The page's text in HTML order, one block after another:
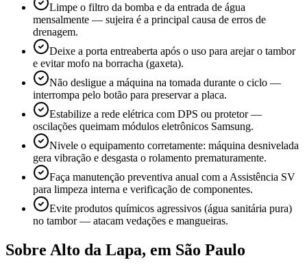
Limpe o filtro da bomba e da entrada de água
mensalmente — sujeira é a principal causa de erros de
drenagem.
Deixe a porta entreaberta após o uso para arejar o tambor
e evitar mofo na borracha (gaxeta).
Não desligue a máquina na tomada durante o ciclo —
interrompa pelo botão para preservar a placa.
Estabilize a rede elétrica com DPS ou protetor —
oscilações queimam módulos eletrônicos Samsung.
Nivele o equipamento corretamente: máquina desnivelada
gera vibração e desgasta o rolamento prematuramente.
Faça manutenção preventiva anual com a Assistência SV
para limpeza interna e verificação de componentes.
Evite produtos químicos agressivos (água sanitária pura)
no tambor — atacam vedações e mangueiras.
Sobre Alto da Lapa, em São Paulo